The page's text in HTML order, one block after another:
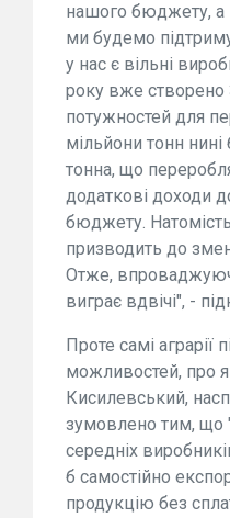
нашого бюджету, а
ми будемо
у нас є вільні
року вже створено
потужностей для
мільйони тонн
тонна, що
додаткові доходи
бюджету.
призводить до
Отже,
виграє вдвічі", -
Проте самі
можливостей, про
Кисилевський,
зумовлено тим, що
середніх
б самостійно
продукцію без